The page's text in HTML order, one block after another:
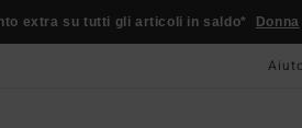
extra su tutti gli articoli in saldo* Donna